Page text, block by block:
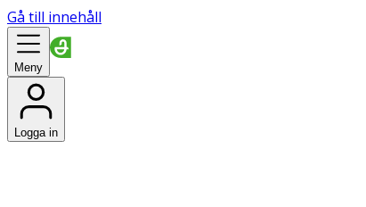
Gå till innehåll
Meny
Logga in